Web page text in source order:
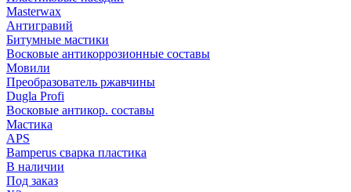
Masterwax
Антигравий
Битумные мастики
Восковые антикоррозионные составы
Мовили
Преобразователь ржавчины
Dugla Profi
Восковые антикор. составы
Мастика
APS
Bamperus сварка пластика
В наличии
Под заказ